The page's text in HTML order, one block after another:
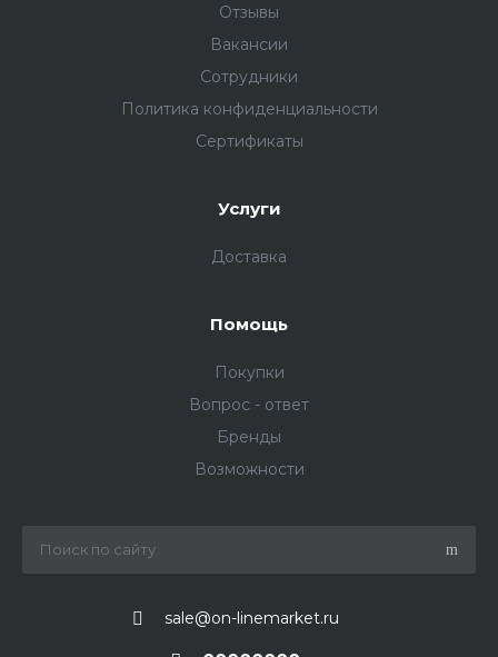
Отзывы
Вакансии
Сотрудники
Политика конфиденциальности
Сертификаты
Услуги
Доставка
Помощь
Покупки
Вопрос - ответ
Бренды
Возможности
sale@on-linemarket.ru